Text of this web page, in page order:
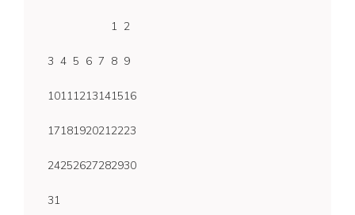
1 2
3 4 5 6 7 8 9
10111213141516
17181920212223
24252627282930
31